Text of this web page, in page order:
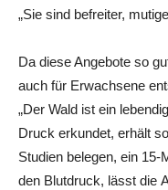
„Sie sind befreiter,
Da diese Angebote so
auch für Erwachsene
„Der Wald ist ein
Druck erkundet, erhält
Studien belegen, ein
den Blutdruck, lässt die